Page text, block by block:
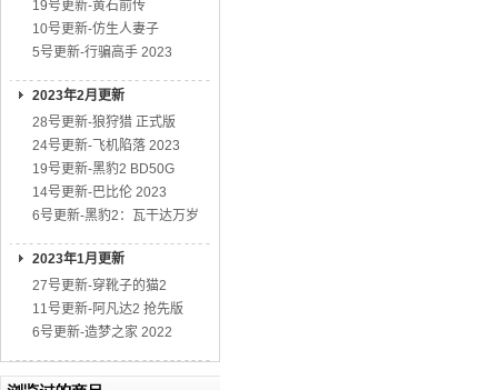
19号更新-黄石前传
10号更新-仿生人妻子
5号更新-行骗高手 2023
2023年2月更新
28号更新-狼狩猎 正式版
24号更新-飞机陷落 2023
19号更新-黑豹2 BD50G
14号更新-巴比伦 2023
6号更新-黑豹2：瓦干达万岁
2023年1月更新
27号更新-穿靴子的猫2
11号更新-阿凡达2 抢先版
6号更新-造梦之家 2022